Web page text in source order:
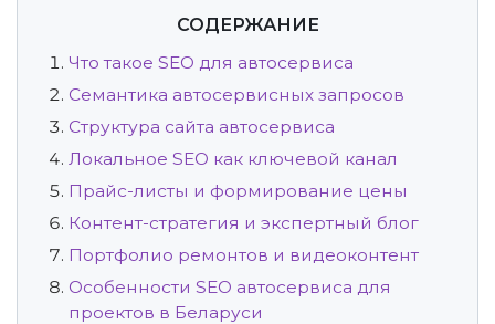
СОДЕРЖАНИЕ
Что такое SEO для автосервиса
Семантика автосервисных запросов
Структура сайта автосервиса
Локальное SEO как ключевой канал
Прайс-листы и формирование цены
Контент-стратегия и экспертный блог
Портфолио ремонтов и видеоконтент
Особенности SEO автосервиса для
проектов в Беларуси